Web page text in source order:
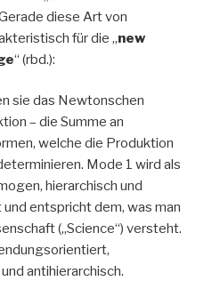
diese Art von
für die „new
“ (rbd.):
sie das Newtonschen
– die Summe an
welche die Produktion
Mode 1 wird als
hierarchisch und
entspricht dem, was man
(„Science“) versteht.
antihierarchisch.